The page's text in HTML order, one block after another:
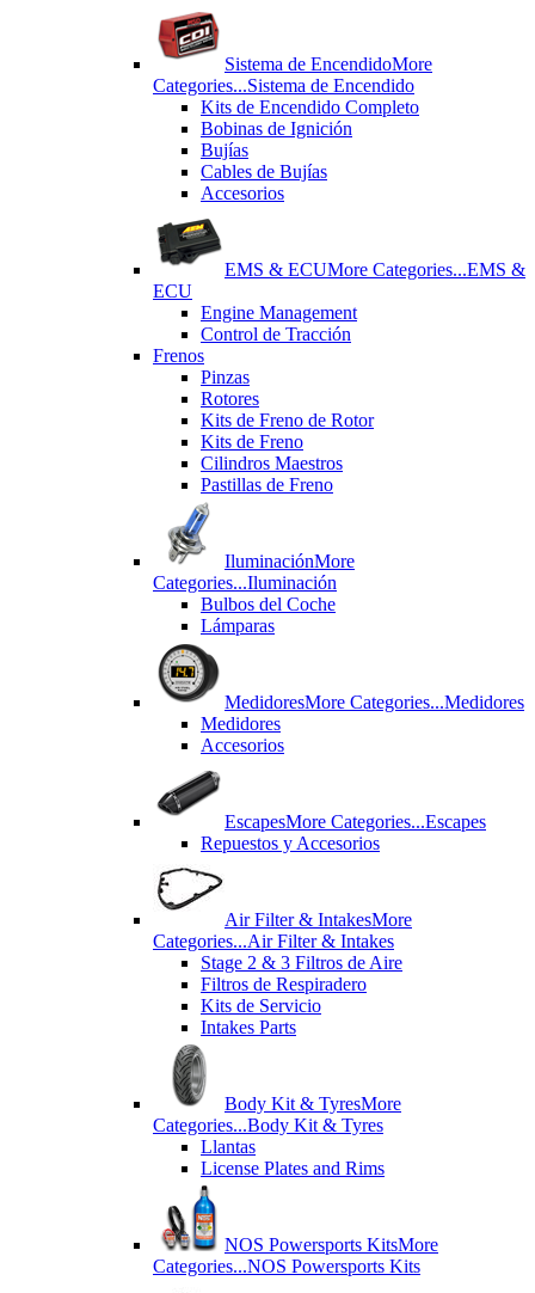
Sistema de EncendidoMore
Categories...Sistema de Encendido
Kits de Encendido Completo
Bobinas de Ignición
Bujías
Cables de Bujías
Accesorios
EMS & ECUMore Categories...EMS &
ECU
Engine Management
Control de Tracción
Frenos
Pinzas
Rotores
Kits de Freno de Rotor
Kits de Freno
Cilindros Maestros
Pastillas de Freno
IluminaciónMore
Categories...Iluminación
Bulbos del Coche
Lámparas
MedidoresMore Categories...Medidores
Medidores
Accesorios
EscapesMore Categories...Escapes
Repuestos y Accesorios
Air Filter & IntakesMore
Categories...Air Filter & Intakes
Stage 2 & 3 Filtros de Aire
Filtros de Respiradero
Kits de Servicio
Intakes Parts
Body Kit & TyresMore
Categories...Body Kit & Tyres
Llantas
License Plates and Rims
NOS Powersports KitsMore
Categories...NOS Powersports Kits